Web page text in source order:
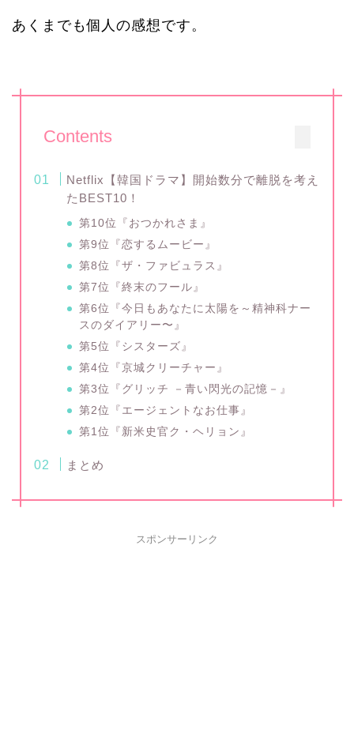
あくまでも個人の感想です。
Contents
Netflix【韓国ドラマ】開始数分で離脱を考え
たBEST10！
第10位『おつかれさま』
第9位『恋するムービー』
第8位『ザ・ファビュラス』
第7位『終末のフール』
第6位『今日もあなたに太陽を～精神科ナー
スのダイアリー〜』
第5位『シスターズ』
第4位『京城クリーチャー』
第3位『グリッチ －青い閃光の記憶－』
第2位『エージェントなお仕事』
第1位『新米史官ク・ヘリョン』
まとめ
スポンサーリンク